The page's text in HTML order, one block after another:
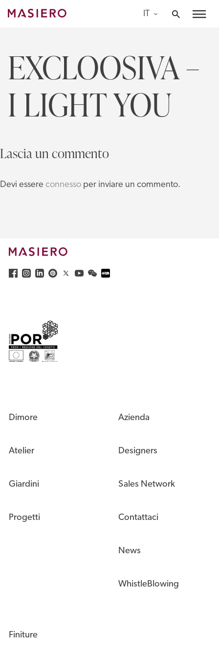
Skip
IT
EXCLOOSIVA –
I LIGHT YOU
Lascia un commento
Devi essere connesso per inviare un commento.
Dimore
Atelier
Giardini
Progetti
Azienda
Designers
Sales Network
Contattaci
News
WhistleBlowing
Finiture